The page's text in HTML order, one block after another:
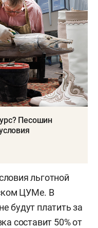
Песошин
льготной
ЦУМе. В
будут платить за
составит 50% от